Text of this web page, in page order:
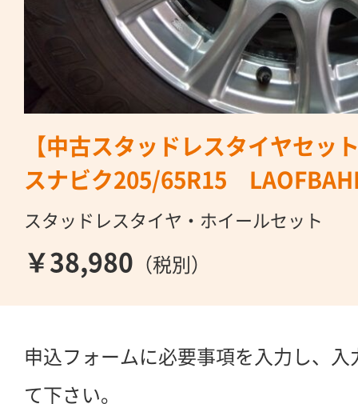
【中古スタッドレスタイヤセッ
スナビク205/65R15
スタッドレスタイヤ・ホイールセット
￥38,980 （税別）
申込フォームに必要事項を入力し、
て下さい。